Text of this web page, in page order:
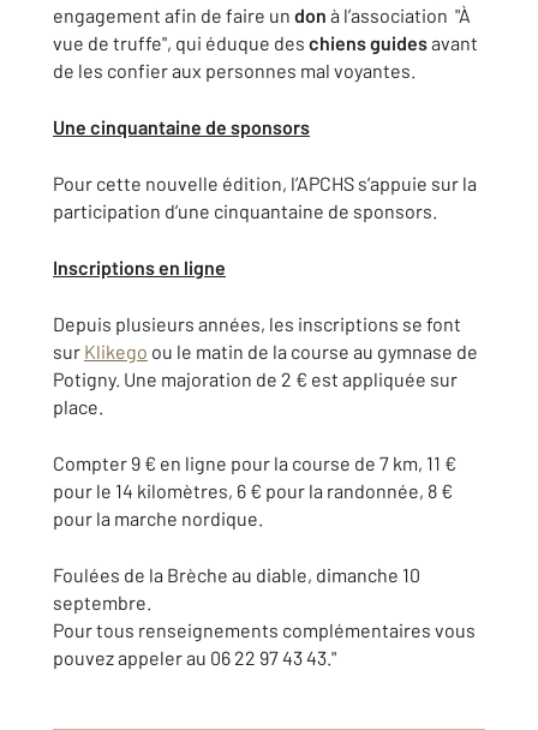
engagement afin de faire un don à l’association "À
vue de truffe", qui éduque des chiens guidesavant
de les confier aux personnes mal voyantes.
Une cinquantaine de sponsors
Pour cette nouvelle édition, l’APCHS s’appuie sur la
participation d’une cinquantaine de sponsors.
Inscriptions en ligne
Depuis plusieurs années, les inscriptions se font
sur Klikego ou le matin de la course au gymnase de
Potigny. Une majoration de 2 € est appliquée sur
place.
Compter 9 € en ligne pour la course de 7 km, 11 €
pour le 14 kilomètres, 6 € pour la randonnée, 8 €
pour la marche nordique.
Foulées de la Brèche au diable, dimanche 10
septembre.
Pour tous renseignements complémentaires vous
pouvez appeler au 06 22 97 43 43."